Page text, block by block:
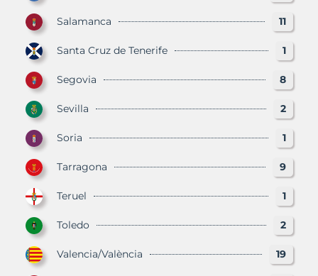
Salamanca 11
Santa Cruz de Tenerife 1
Segovia 8
Sevilla 2
Soria 1
Tarragona 9
Teruel 1
Toledo 2
Valencia/València 19